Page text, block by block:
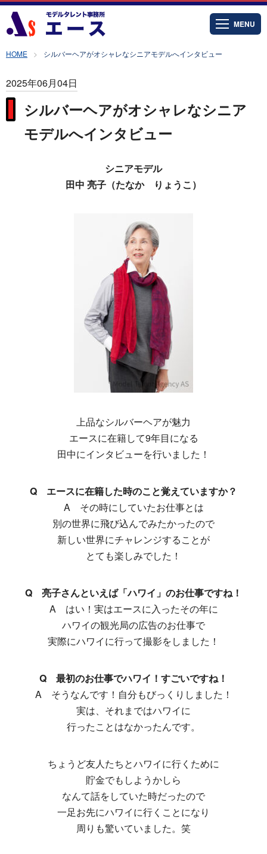
MENU
HOME シルバーヘアがオシャレなシニアモデルへインタビュー
2025年06月04日
シルバーヘアがオシャレなシニア
モデルへインタビュー
シニアモデル
田中 亮子（たなか りょうこ）
上品なシルバーヘアが魅力
エースに在籍して9年目になる
田中にインタビューを行いました！
Q エースに在籍した時のこと覚えていますか？
A その時にしていたお仕事とは
別の世界に飛び込んでみたかったので
新しい世界にチャレンジすることが
とても楽しみでした！
Q 亮子さんといえば「ハワイ」のお仕事ですね！
A はい！実はエースに入ったその年に
ハワイの観光局の広告のお仕事で
実際にハワイに行って撮影をしました！
Q 最初のお仕事でハワイ！すごいですね！
A そうなんです！自分もびっくりしました！
実は、それまではハワイに
行ったことはなかったんです。
ちょうど友人たちとハワイに行くために
貯金でもしようかしら
なんて話をしていた時だったので
一足お先にハワイに行くことになり
周りも驚いていました。笑